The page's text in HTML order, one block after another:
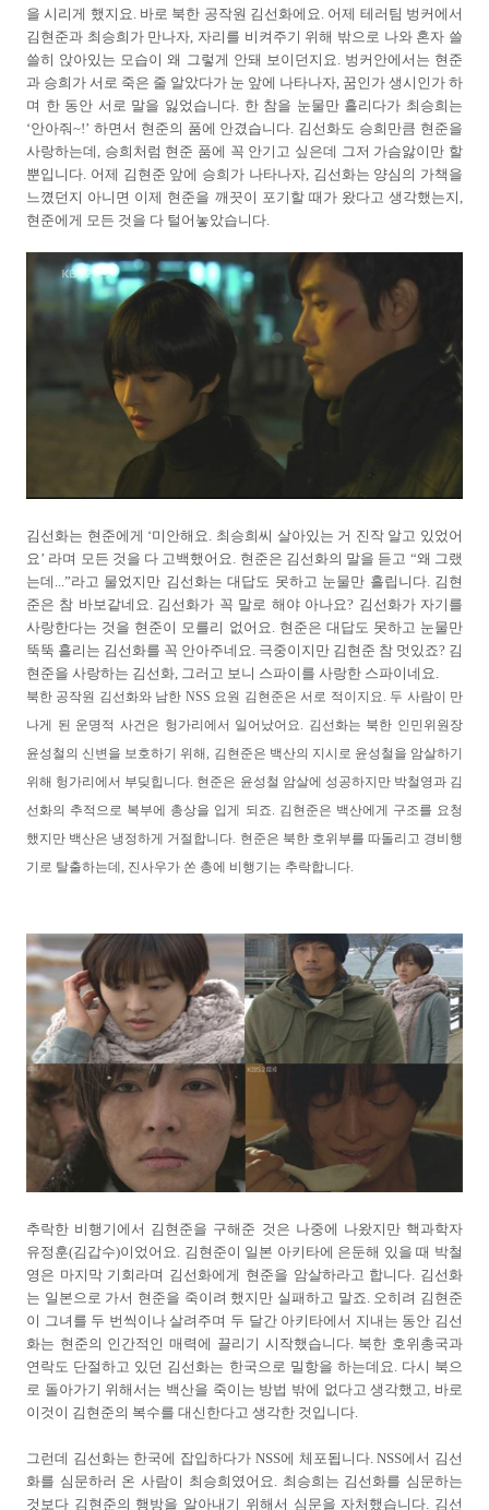
을 시리게 했지요. 바로 북한 공작원 김선화에요. 어제 테러팀 벙커에서
김현준과 최승희가 만나자, 자리를 비켜주기 위해 밖으로 나와 혼자 쓸
쓸히 앉아있는 모습이 왜 그렇게 안돼 보이던지요. 벙커안에서는 현준
과 승희가 서로 죽은 줄 알았다가 눈 앞에 나타나자, 꿈인가 생시인가 하
며 한 동안 서로 말을 잃었습니다. 한 참을 눈물만 흘리다가 최승희는
‘안아줘~!’ 하면서 현준의 품에 안겼습니다. 김선화도 승희만큼 현준을
사랑하는데, 승희처럼 현준 품에 꼭 안기고 싶은데 그저 가슴앓이만 할
뿐입니다. 어제 김현준 앞에 승희가 나타나자, 김선화는 양심의 가책을
느꼈던지 아니면 이제 현준을 깨끗이 포기할 때가 왔다고 생각했는지,
현준에게 모든 것을 다 털어놓았습니다.
김선화는 현준에게 ‘미안해요. 최승희씨 살아있는 거 진작 알고 있었어
요’ 라며 모든 것을 다 고백했어요. 현준은 김선화의 말을 듣고 “왜 그랬
는데...”라고 물었지만 김선화는 대답도 못하고 눈물만 흘립니다. 김현
준은 참 바보같네요. 김선화가 꼭 말로 해야 아나요? 김선화가 자기를
사랑한다는 것을 현준이 모를리 없어요. 현준은 대답도 못하고 눈물만
뚝뚝 흘리는 김선화를 꼭 안아주네요. 극중이지만 김현준 참 멋있죠? 김
현준을 사랑하는 김선화, 그러고 보니 스파이를 사랑한 스파이네요.
북한 공작원 김선화와 남한 NSS 요원 김현준은 서로 적이지요. 두 사람이 만
나게 된 운명적 사건은 헝가리에서 일어났어요. 김선화는 북한 인민위원장
윤성철의 신변을 보호하기 위해, 김현준은 백산의 지시로 윤성철을 암살하기
위해 헝가리에서 부딪힙니다. 현준은 윤성철 암살에 성공하지만 박철영과 김
선화의 추적으로 복부에 총상을 입게 되죠. 김현준은 백산에게 구조를 요청
했지만 백산은 냉정하게 거절합니다. 현준은 북한 호위부를 따돌리고 경비행
기로 탈출하는데, 진사우가 쏜 총에 비행기는 추락합니다.
추락한 비행기에서 김현준을 구해준 것은 나중에 나왔지만 핵과학자
유정훈(김갑수)이었어요. 김현준이 일본 아키타에 은둔해 있을 때 박철
영은 마지막 기회라며 김선화에게 현준을 암살하라고 합니다. 김선화
는 일본으로 가서 현준을 죽이려 했지만 실패하고 말죠. 오히려 김현준
이 그녀를 두 번씩이나 살려주며 두 달간 아키타에서 지내는 동안 김선
화는 현준의 인간적인 매력에 끌리기 시작했습니다. 북한 호위총국과
연락도 단절하고 있던 김선화는 한국으로 밀항을 하는데요. 다시 북으
로 돌아가기 위해서는 백산을 죽이는 방법 밖에 없다고 생각했고, 바로
이것이 김현준의 복수를 대신한다고 생각한 것입니다.
그런데 김선화는 한국에 잡입하다가 NSS에 체포됩니다. NSS에서 김선
화를 심문하러 온 사람이 최승희였어요. 최승희는 김선화를 심문하는
것보다 김현준의 행방을 알아내기 위해서 심문을 자처했습니다. 김선